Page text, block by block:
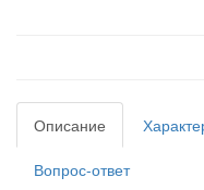
Описание
Вопрос-ответ